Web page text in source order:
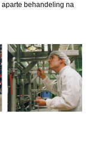
behandeling na